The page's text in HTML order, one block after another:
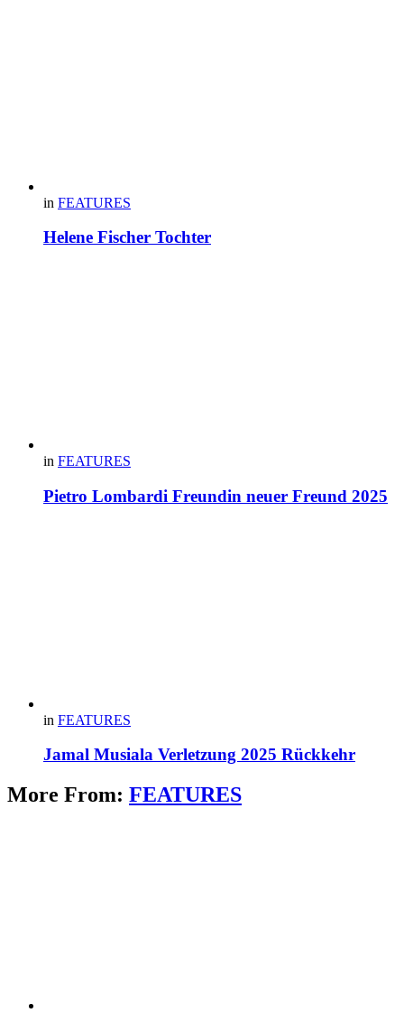
in FEATURES
Helene Fischer Tochter
in FEATURES
Pietro Lombardi Freundin neuer Freund 2025
in FEATURES
Jamal Musiala Verletzung 2025 Rückkehr
More From: FEATURES